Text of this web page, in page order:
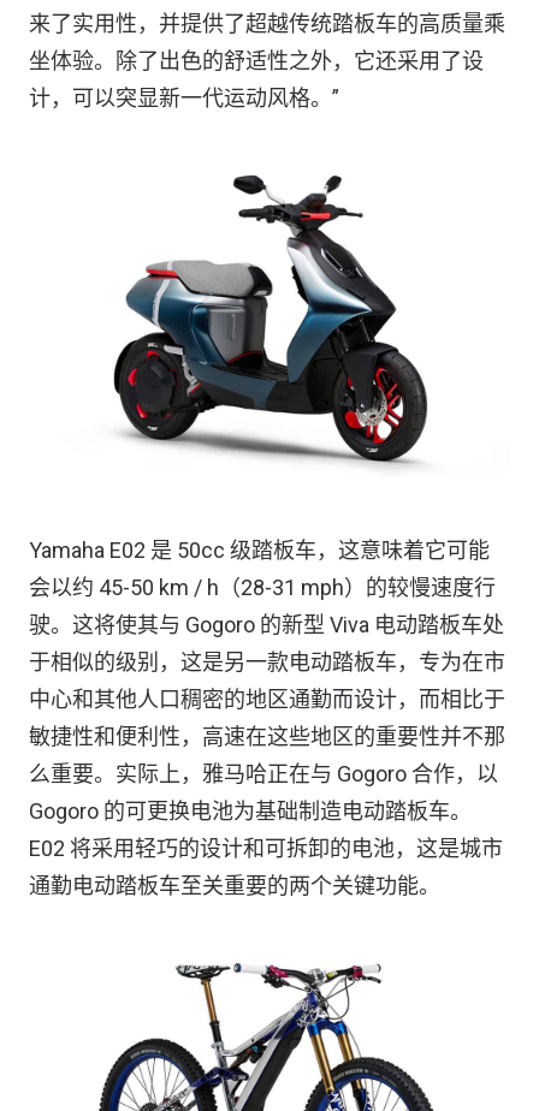
来了实用性，并提供了超越传统踏板车的高质量乘
坐体验。除了出色的舒适性之外，它还采用了设
计，可以突显新一代运动风格。”
Yamaha E02 是 50cc 级踏板车，这意味着它可能
会以约 45-50 km / h（28-31 mph）的较慢速度行
驶。这将使其与 Gogoro 的新型 Viva 电动踏板车处
于相似的级别，这是另一款电动踏板车，专为在市
中心和其他人口稠密的地区通勤而设计，而相比于
敏捷性和便利性，高速在这些地区的重要性并不那
么重要。实际上，雅马哈正在与 Gogoro 合作，以
Gogoro 的可更换电池为基础制造电动踏板车。
E02 将采用轻巧的设计和可拆卸的电池，这是城市
通勤电动踏板车至关重要的两个关键功能。